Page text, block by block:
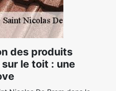
des produits
le toit : une